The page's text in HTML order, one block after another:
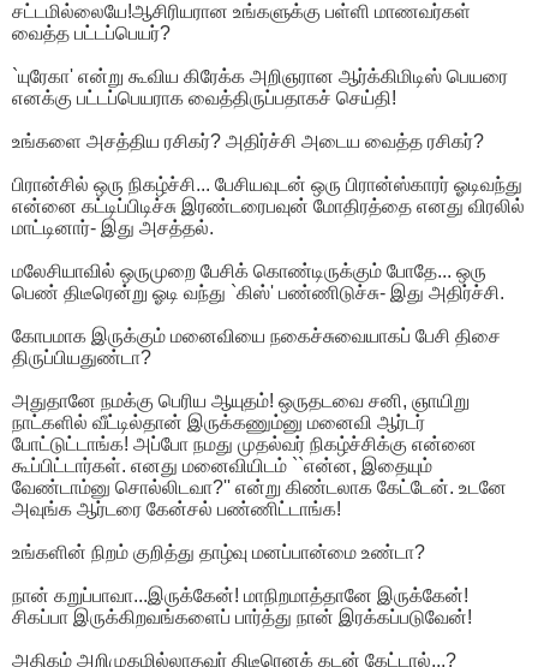
சட்டமில்லையே!ஆசிரியரான உங்களுக்கு பள்ளி மாணவர்கள்
வைத்த பட்டப்பெயர்?
`யுரேகா' என்று கூவிய கிரேக்க அறிஞரான ஆர்க்கிமிடிஸ் பெயரை
எனக்கு பட்டப்பெயராக வைத்திருப்பதாகச் செய்தி!
உங்களை அசத்திய ரசிகர்? அதிர்ச்சி அடைய வைத்த ரசிகர்?
பிரான்சில் ஒரு நிகழ்ச்சி... பேசியவுடன் ஒரு பிரான்ஸ்காரர் ஓடிவந்து
என்னை கட்டிப்பிடிச்சு இரண்டரைபவுன் மோதிரத்தை எனது விரலில்
மாட்டினார்- இது அசத்தல்.
மலேசியாவில் ஒருமுறை பேசிக் கொண்டிருக்கும் போதே... ஒரு
பெண் திடீரென்று ஓடி வந்து `கிஸ்' பண்ணிடுச்சு- இது அதிர்ச்சி.
கோபமாக இருக்கும் மனைவியை நகைச்சுவையாகப் பேசி திசை
திருப்பியதுண்டா?
அதுதானே நமக்கு பெரிய ஆயுதம்! ஒருதடவை சனி, ஞாயிறு
நாட்களில் வீட்டில்தான் இருக்கணும்னு மனைவி ஆர்டர்
போட்டுட்டாங்க! அப்போ நமது முதல்வர் நிகழ்ச்சிக்கு என்னை
கூப்பிட்டார்கள். எனது மனைவியிடம் ``என்ன, இதையும்
வேண்டாம்னு சொல்லிடவா?'' என்று கிண்டலாக கேட்டேன். உடனே
அவுங்க ஆர்டரை கேன்சல் பண்ணிட்டாங்க!
உங்களின் நிறம் குறித்து தாழ்வு மனப்பான்மை உண்டா?
நான் கறுப்பாவா...இருக்கேன்! மாநிறமாத்தானே இருக்கேன்!
சிகப்பா இருக்கிறவங்களைப் பார்த்து நான் இரக்கப்படுவேன்!
அதிகம் அறிமுகமில்லாதவர் திடீரெனக் கடன் கேட்டால்...?